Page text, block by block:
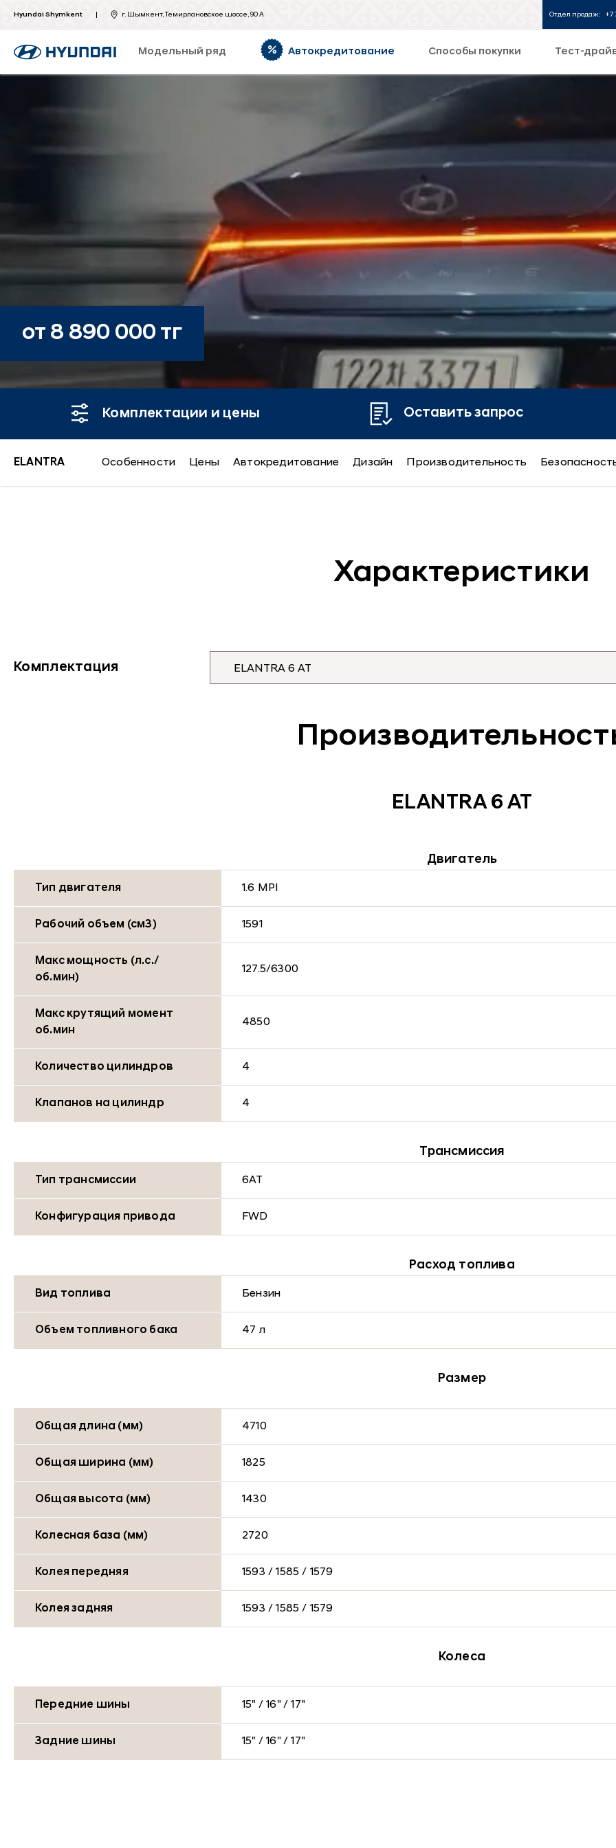
Hyundai Shymkent г. Шымкент, Темирлановское шоссе, 90 А Отдел продаж: +7
Модельный ряд Автокредитование Способы покупки Тест-
ELANTRA
от 8 890 000 тг
Комплектации и цены Оставить запрос
ELANTRA Особенности Цены Автокредитование Дизайн Производительность
Характеристики
Комплектация
ELANTRA 6 AT
Двигатель
Тип двигателя 1.6 MPI
Рабочий объем (см3) 1591
Макс мощность (л.с./
об.мин)
127.5/6300
Макс крутящий момент
об.мин
4850
Количество цилиндров 4
Клапанов на цилиндр 4
Трансмиссия
Тип трансмиссии 6AT
Конфигурация привода FWD
Расход топлива
Вид топлива Бензин
Объем топливного бака 47 л
Размер
Общая длина (мм) 4710
Общая ширина (мм) 1825
Общая высота (мм) 1430
Колесная база (мм) 2720
Колея передняя 1593 / 1585 / 1579
Колея задняя 1593 / 1585 / 1579
Колеса
Передние шины 15" / 16" / 17"
Задние шины 15" / 16" / 17"